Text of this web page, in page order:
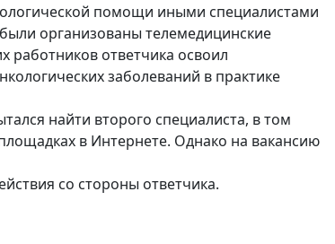
помощи иными специалистами
организованы телемедицинские
работников ответчика освоил
заболеваний в практике
найти второго специалиста, в том
в Интернете. Однако на вакансию
со стороны ответчика.